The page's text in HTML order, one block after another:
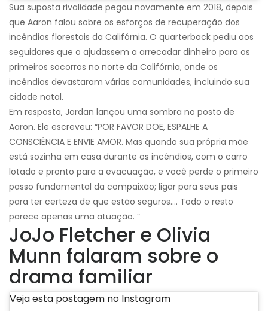
Sua suposta rivalidade pegou novamente em 2018, depois
que Aaron falou sobre os esforços de recuperação dos
incêndios florestais da Califórnia. O quarterback pediu aos
seguidores que o ajudassem a arrecadar dinheiro para os
primeiros socorros no norte da Califórnia, onde os
incêndios devastaram várias comunidades, incluindo sua
cidade natal.
Em resposta, Jordan lançou uma sombra no posto de
Aaron. Ele escreveu: “POR FAVOR DOE, ESPALHE A
CONSCIÊNCIA E ENVIE AMOR. Mas quando sua própria mãe
está sozinha em casa durante os incêndios, com o carro
lotado e pronto para a evacuação, e você perde o primeiro
passo fundamental da compaixão; ligar para seus pais
para ter certeza de que estão seguros…. Todo o resto
parece apenas uma atuação. ”
JoJo Fletcher e Olivia
Munn falaram sobre o
drama familiar
Veja esta postagem no Instagram